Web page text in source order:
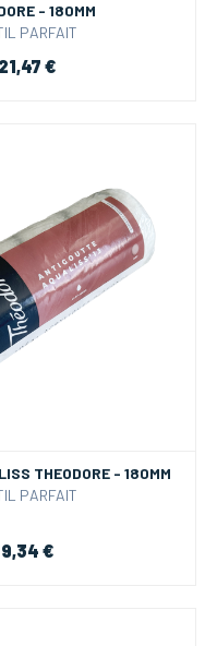
- 180MM
PARFAIT
21,47 €
THEODORE - 180MM
PARFAIT
9,34 €